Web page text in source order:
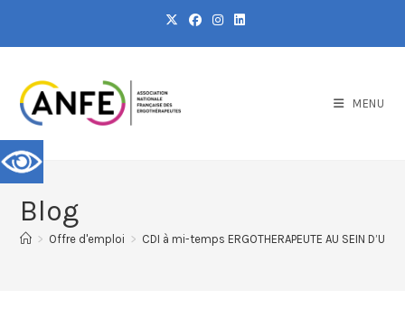
MENU
Blog
> Offre d'emploi > CDI à mi-temps ERGOTHERAPEUTE AU SEIN D’UN